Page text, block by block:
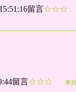
留言☆☆☆
留言☆☆☆ 来